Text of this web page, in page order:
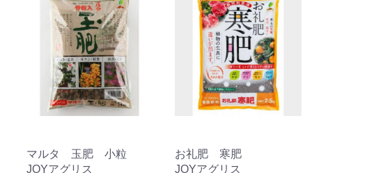
マルタ 玉肥 小粒
JOYアグリス
お礼肥 寒肥
JOYアグリス